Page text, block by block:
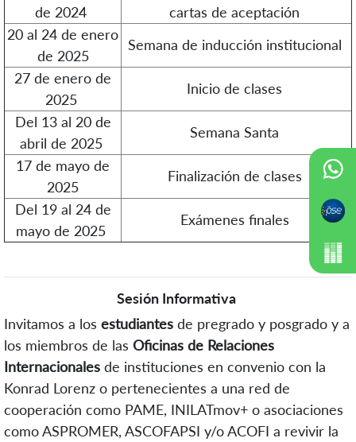
de 2024
cartas de aceptación
20 al 24 de enero
de 2025
Semana de inducción institucional
27 de enero de
2025
Inicio de clases
Del 13 al 20 de
abril de 2025
Semana Santa
17 de mayo de
2025
Finalización de clases
Del 19 al 24 de
mayo de 2025
Exámenes finales
Sesión Informativa
Invitamos a los estudiantes de pregrado y posgrado y a
los miembros de las Oficinas de Relaciones
Internacionales de instituciones en convenio con la
Konrad Lorenz o pertenecientes a una red de
cooperación como PAME, INILATmov+ o asociaciones
como ASPROMER, ASCOFAPSI y/o ACOFI a revivir la